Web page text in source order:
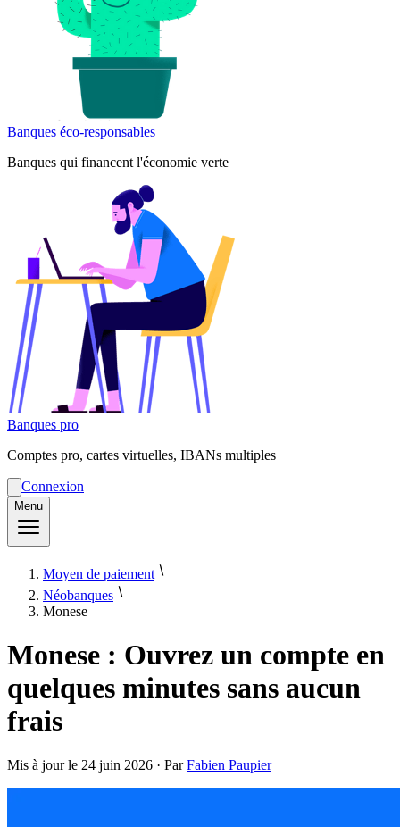
Banques éco-responsables
Banques qui financent l'économie verte
Banques pro
Comptes pro, cartes virtuelles, IBANs multiples
Connexion
Menu
Moyen de paiement
Néobanques
Monese
Monese : Ouvrez un compte en
quelques minutes sans aucun
frais
Mis à jour le 24 juin 2026 · ParFabien Paupier